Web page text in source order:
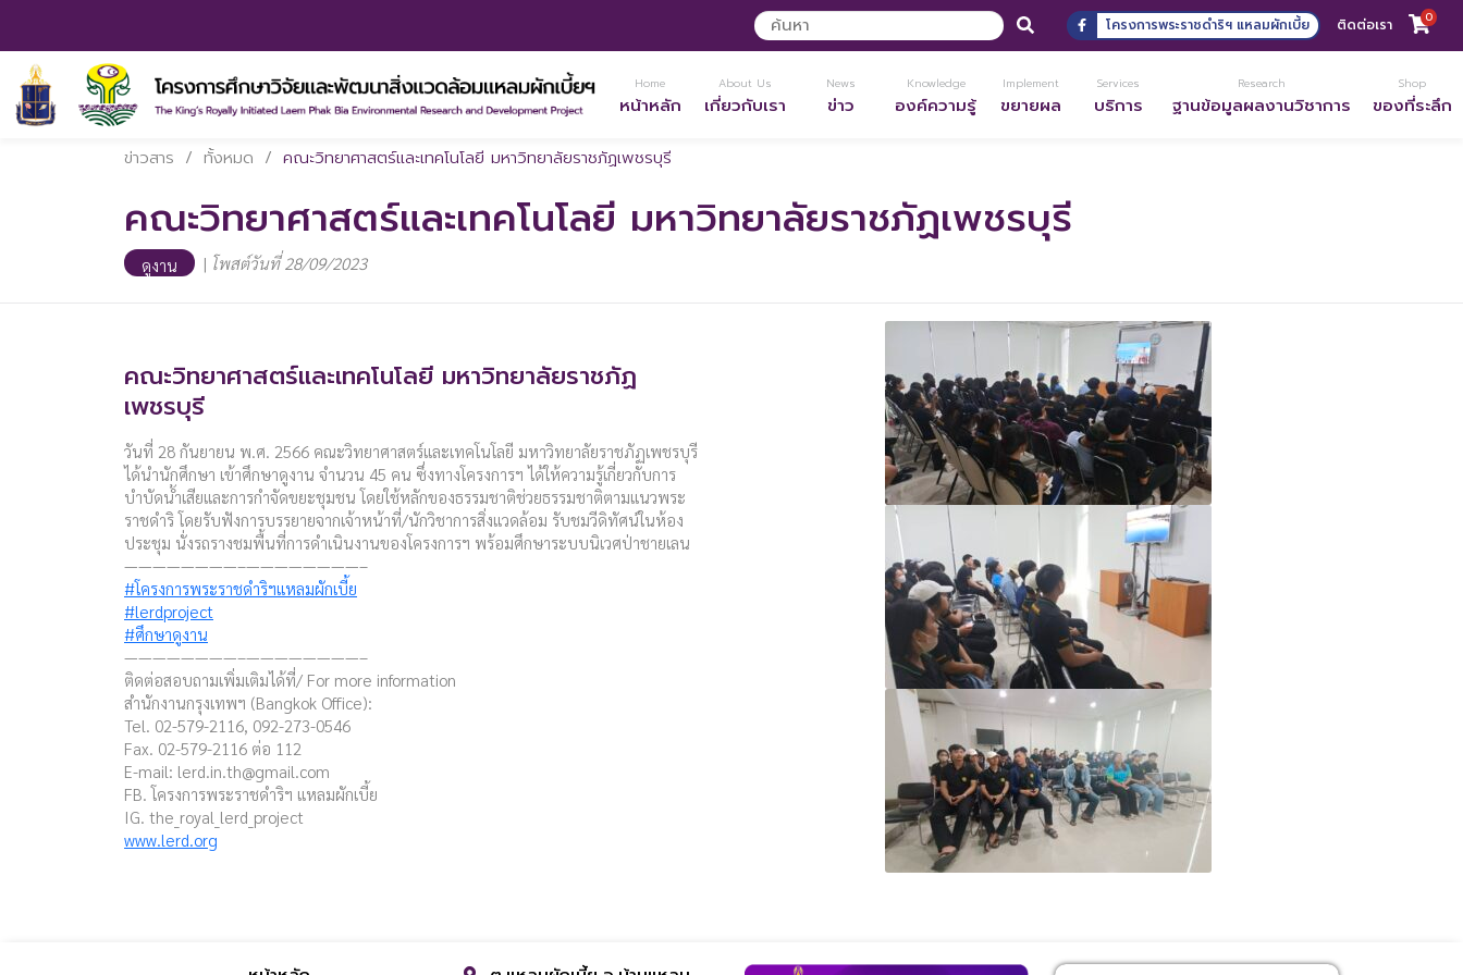
โครงการพระราชดำริฯ แหลมผักเบี้ย ติดต่อเรา 0
Home
หน้าหลัก
About Us
เกี่ยวกับเรา
News
ข่าว
Knowledge
องค์ความรู้
Implement
ขยายผล
Services
บริการ
Research
ฐานข้อมูลผลงานวิชาการ
Shop
ของที่ระลึก
ข่าวสาร / ทั้งหมด / คณะวิทยาศาสตร์และเทคโนโลยี มหาวิทยาลัยราชภัฏเพชรบุรี
คณะวิทยาศาสตร์และเทคโนโลยี มหาวิทยาลัยราชภัฏเพชรบุรี
ดูงาน | โพสต์วันที่ 28/09/2023
คณะวิทยาศาสตร์และเทคโนโลยี มหาวิทยาลัยราชภัฏ
เพชรบุรี
วันที่ 28 กันยายน พ.ศ. 2566 คณะวิทยาศาสตร์และเทคโนโลยี มหาวิทยาลัยราชภัฏเพชรบุรี
ได้นำนักศึกษา เข้าศึกษาดูงาน จำนวน 45 คน ซึ่งทางโครงการฯ ได้ให้ความรู้เกี่ยวกับการ
บำบัดน้ำเสียและการกำจัดขยะชุมชน โดยใช้หลักของธรรมชาติช่วยธรรมชาติตามแนวพระ
ราชดำริ โดยรับฟังการบรรยายจากเจ้าหน้าที่/นักวิชาการสิ่งแวดล้อม รับชมวีดิทัศน์ในห้อง
ประชุม นั่งรถรางชมพื้นที่การดำเนินงานของโครงการฯ พร้อมศึกษาระบบนิเวศป่าชายเลน
————————–————————–
#โครงการพระราชดำริฯแหลมผักเบี้ย
#lerdproject
#ศึกษาดูงาน
————————–————————–
ติดต่อสอบถามเพิ่มเติมได้ที่/ For more information
สำนักงานกรุงเทพฯ (Bangkok Office):
Tel. 02-579-2116, 092-273-0546
Fax. 02-579-2116 ต่อ 112
E-mail: lerd.in.th@gmail.com
FB. โครงการพระราชดำริฯ แหลมผักเบี้ย
IG. the_royal_lerd_project
www.lerd.org